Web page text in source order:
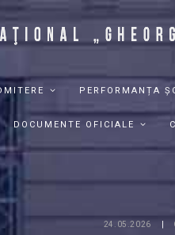
PERFORMANȚA
DOCUMENTE OFICIALE
24.05.2026